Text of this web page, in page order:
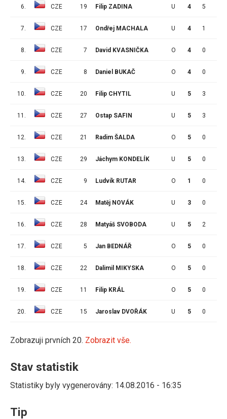
6. CZE 19 Filip ZADINA U 4 5
7. CZE 17 Ondřej MACHALA U 4 1
8. CZE 7 David KVASNIČKA O 4 0
9. CZE 8 Daniel BUKAČ O 4 0
10. CZE 20 Filip CHYTIL U 5 3
11. CZE 27 Ostap SAFIN U 5 3
12. CZE 21 Radim ŠALDA O 5 0
13. CZE 29 Jáchym KONDELÍK U 5 0
14. CZE 9 Ludvík RUTAR O 1 0
15. CZE 24 Matěj NOVÁK U 3 0
16. CZE 28 Matyáš SVOBODA U 5 2
17. CZE 5 Jan BEDNÁŘ O 5 0
18. CZE 22 Dalimil MIKYSKA O 5 0
19. CZE 11 Filip KRÁL O 5 0
20. CZE 15 Jaroslav DVOŘÁK U 5 0
Zobrazuji prvních 20. Zobrazit vše.
Stav statistik
Statistiky byly vygenerovány: 14.08.2016 - 16:35
Tip